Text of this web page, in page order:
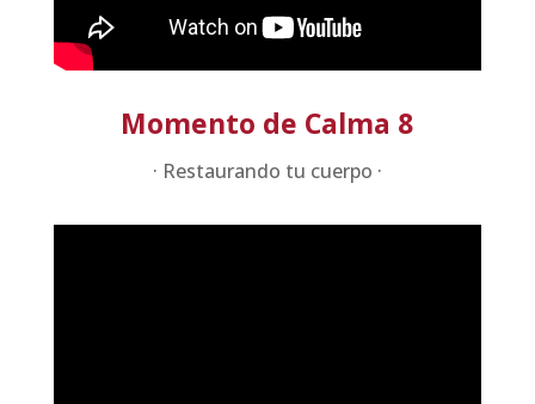
Momento de Calma 8
· Restaurando tu cuerpo ·